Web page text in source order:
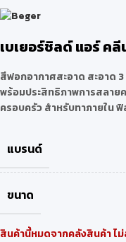
เบเยอร์ชิลด์ แอร์ คลี
สีฟอกอากาศสะอาด สะอาด
พร้อมประสิทธิภาพการสลาย
ครอบครัว สำหรับทาภายใน
แบรนด์
ขนาด
สินค้านี้หมดจากคลังสินค้า ไ